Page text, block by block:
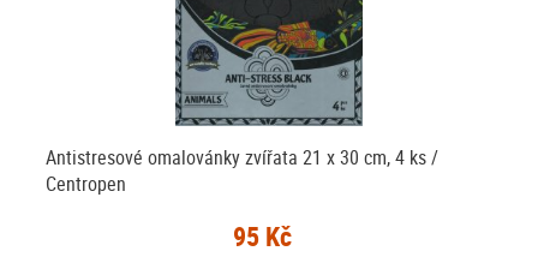
Antistresové omalovánky zvířata 21 x 30 cm, 4 ks /
Centropen
95 Kč